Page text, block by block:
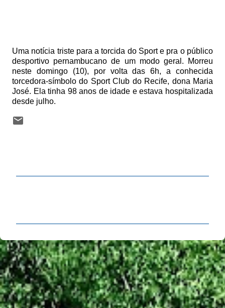
Uma notícia triste para a torcida do Sport e pra o público
desportivo pernambucano de um modo geral. Morreu
neste domingo (10), por volta das 6h, a conhecida
torcedora-símbolo do Sport Club do Recife, dona Maria
José. Ela tinha 98 anos de idade e estava hospitalizada
desde julho.
n
t
á
r
i